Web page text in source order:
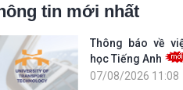
tin mới nhất
Thông báo về
học Tiếng Anh
07/08/2026 11:08